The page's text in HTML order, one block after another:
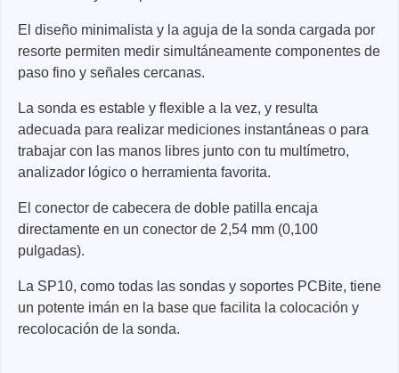
El diseño minimalista y la aguja de la sonda cargada por
resorte permiten medir simultáneamente componentes de
paso fino y señales cercanas.
La sonda es estable y flexible a la vez, y resulta
adecuada para realizar mediciones instantáneas o para
trabajar con las manos libres junto con tu multímetro,
analizador lógico o herramienta favorita.
El conector de cabecera de doble patilla encaja
directamente en un conector de 2,54 mm (0,100
pulgadas).
La SP10, como todas las sondas y soportes PCBite, tiene
un potente imán en la base que facilita la colocación y
recolocación de la sonda.